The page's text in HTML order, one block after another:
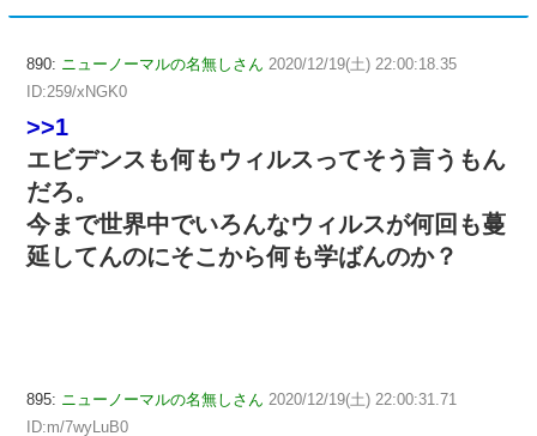
890: ニューノーマルの名無しさん 2020/12/19(土) 22:00:18.35
ID:259/xNGK0
>>1
エビデンスも何もウィルスってそう言うもん
だろ。
今まで世界中でいろんなウィルスが何回も蔓
延してんのにそこから何も学ばんのか？
895: ニューノーマルの名無しさん 2020/12/19(土) 22:00:31.71
ID:m/7wyLuB0